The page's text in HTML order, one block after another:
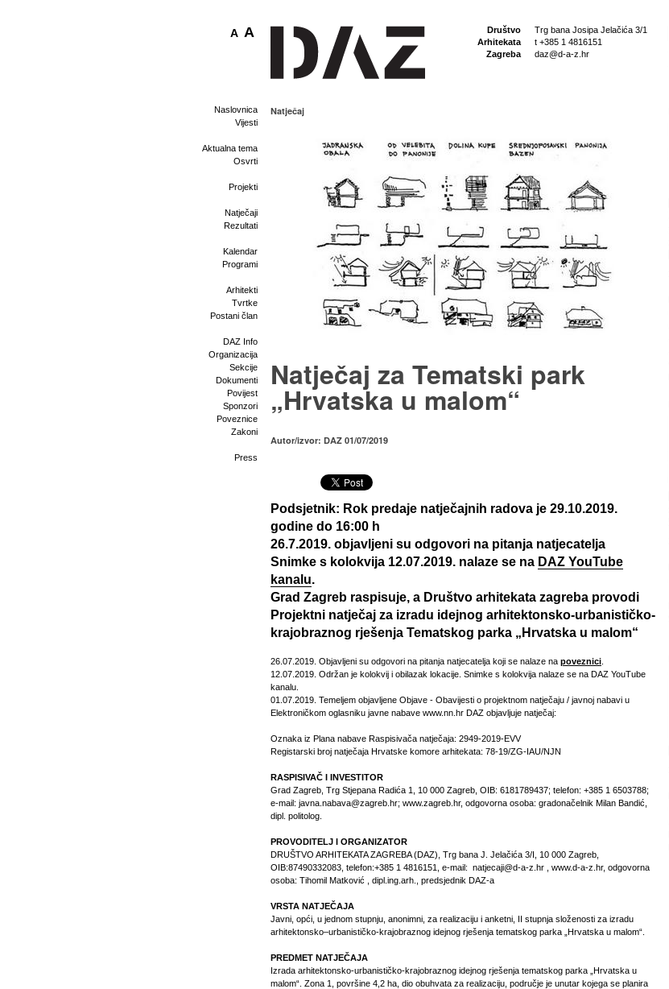
Društvo
Arhitekata
Zagreba
Trg bana Josipa Jelačića 3/1
t +385 1 4816151
daz@d-a-z.hr
A A
Naslovnica
Vijesti
Aktualna tema
Osvrti
Projekti
Natječaji
Rezultati
Kalendar
Programi
Arhitekti
Tvrtke
Postani član
DAZ Info
Organizacija
Sekcije
Dokumenti
Povijest
Sponzori
Poveznice
Zakoni
Press
Natječaj
Natječaj za Tematski park
„Hrvatska u malom“
Autor/izvor: DAZ 01/07/2019
Podsjetnik: Rok predaje natječajnih radova je 29.10.2019.
godine do 16:00 h
26.7.2019. objavljeni su odgovori na pitanja natjecatelja
Snimke s kolokvija 12.07.2019. nalaze se na DAZ YouTube
kanalu.
Grad Zagreb raspisuje, a Društvo arhitekata zagreba provodi
Projektni natječaj za izradu idejnog arhitektonsko-urbanističko-
krajobraznog rješenja Tematskog parka „Hrvatska u malom“
26.07.2019. Objavljeni su odgovori na pitanja natjecatelja koji se nalaze na poveznici
12.07.2019. Održan je kolokvij i obilazak lokacije. Snimke s kolokvija nalaze se na DAZ YouTube
kanalu
01.07.2019. Temeljem objavljene Objave - Obavijesti o projektnom natječaju / javnoj nabavi u
Elektroničkom oglasniku javne nabave www.nn.hr DAZ objavljuje natječaj:
Oznaka iz Plana nabave Raspisivača natječaja: 2949-2019-EVV
Registarski broj natječaja Hrvatske komore arhitekata: 78-19/ZG-IAU/NJN
RASPISIVAČ I INVESTITOR
Grad Zagreb, Trg Stjepana Radića 1, 10 000 Zagreb, OIB: 6181789437; telefon: +385 1 6503788;
e-mail: javna.nabava@zagreb.hr; www.zagreb.hr, odgovorna osoba: gradonačelnik Milan Bandić,
dipl. politolog.
PROVODITELJ I ORGANIZATOR
DRUŠTVO ARHITEKATA ZAGREBA (DAZ), Trg bana J. Jelačića 3/I, 10 000 Zagreb,
OIB:87490332083, telefon:+385 1 4816151, e-mail: natjecaji@d-a-z.hr , www.d-a-z.hr, odgovorna
osoba: Tihomil Matković , dipl.ing.arh., predsjednik DAZ-a
VRSTA NATJEČAJA
Javni, opći, u jednom stupnju, anonimni, za realizaciju i anketni, II stupnja složenosti za izradu
arhitektonsko–urbanističko-krajobraznog idejnog rješenja tematskog parka „Hrvatska u malom“.
PREDMET NATJEČAJA
Izrada arhitektonsko-urbanističko-krajobraznog idejnog rješenja tematskog parka „Hrvatska u
malom“. Zona 1, površine 4,2 ha, dio obuhvata za realizaciju, područje je unutar kojega se planira